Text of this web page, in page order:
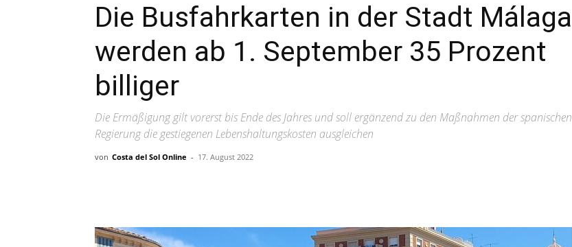
Die Busfahrkarten in der Stadt Málaga
werden ab 1. September 35 Prozent
billiger
Die Ermäßigung gilt vorerst bis Ende des Jahres und soll ergänzend zu den Maßnahmen der spanischen
Regierung die gestiegenen Lebenshaltungskosten ausgleichen
von Costa del Sol Online - 17. August 2022